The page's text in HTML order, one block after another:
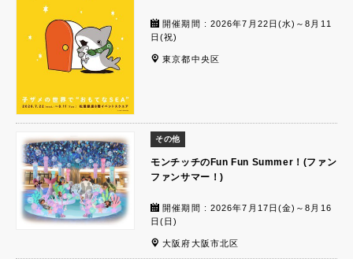
開催期間 : 2026年7月22日(水)～8月11
日(祝)
東京都中央区
その他
モンチッチのFun Fun Summer！(ファン
ファンサマー！)
開催期間 : 2026年7月17日(金)～8月16
日(日)
大阪府大阪市北区